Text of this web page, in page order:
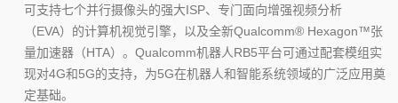
可支持七个并行摄像头的强大ISP、专门面向增强视频分析
（EVA）的计算机视觉引擎，以及全新Qualcomm® Hexagon™张
量加速器（HTA）。Qualcomm机器人RB5平台可通过配套模组实
现对4G和5G的支持，为5G在机器人和智能系统领域的广泛应用奠
定基础。